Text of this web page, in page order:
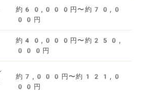
約60,000円〜約70,0
00円
約40,000円〜約250,
000円
約7,000円〜約121,0
00円